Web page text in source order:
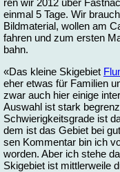
ein­mal 5 Ta­ge. Wir
Bild­ma­te­ri­al, wol­len am
fah­ren und zum ers­ten
bahn.
«Das klei­ne Ski­ge­biet
eher et­was für Fa­mi­li­en
zwar auch hier ei­ni­ge
Aus­wahl ist stark
Schwie­rig­keits­gra­de ist
dem ist das Ge­biet bei
sen Kom­men­tar bin ich
wor­den. Aber ich ste­he
Ski­ge­biet ist mitt­ler­wei­le